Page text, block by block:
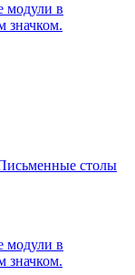
модули в
значком.
столы
модули в
значком.